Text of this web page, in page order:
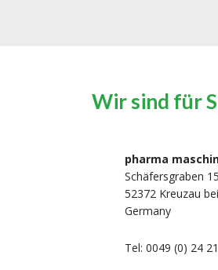
Wir sind für
pharma
Schäfersgraben 15
52372 Kreuzau
Germany
Tel: 0049 (0) 24